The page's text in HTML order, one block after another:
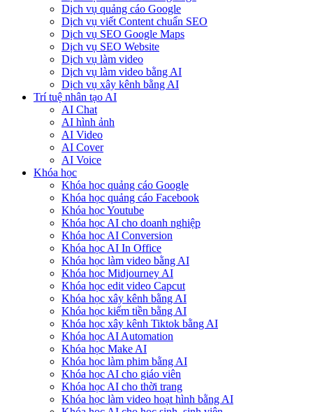
Dịch vụ quảng cáo Google
Dịch vụ viết Content chuẩn SEO
Dịch vụ SEO Google Maps
Dịch vụ SEO Website
Dịch vụ làm video
Dịch vụ làm video bằng AI
Dịch vụ xây kênh bằng AI
Trí tuệ nhân tạo AI
AI Chat
AI hình ảnh
AI Video
AI Cover
AI Voice
Khóa học
Khóa học quảng cáo Google
Khóa học quảng cáo Facebook
Khóa học Youtube
Khóa học AI cho doanh nghiệp
Khóa học AI Conversion
Khóa học AI In Office
Khóa học làm video bằng AI
Khóa học Midjourney AI
Khóa học edit video Capcut
Khóa học xây kênh bằng AI
Khóa học kiếm tiền bằng AI
Khóa học xây kênh Tiktok bằng AI
Khóa học AI Automation
Khóa học Make AI
Khóa học làm phim bằng AI
Khóa học AI cho giáo viên
Khóa học AI cho thời trang
Khóa học làm video hoạt hình bằng AI